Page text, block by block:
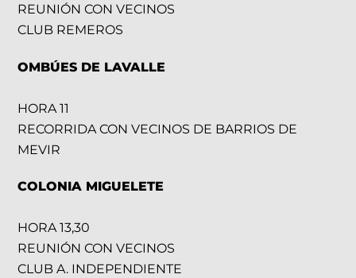
REUNIÓN CON VECINOS
CLUB REMEROS
OMBÚES DE LAVALLE
HORA 11
RECORRIDA CON VECINOS DE BARRIOS DE
MEVIR
COLONIA MIGUELETE
HORA 13,30
REUNIÓN CON VECINOS
CLUB A. INDEPENDIENTE